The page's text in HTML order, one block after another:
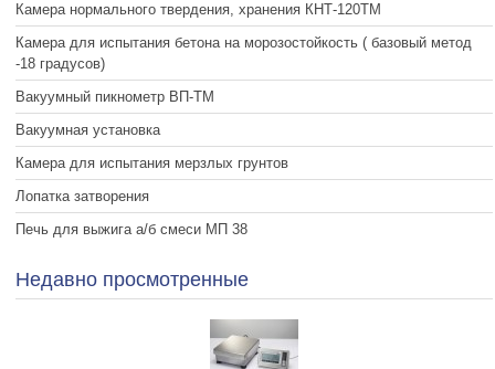
Камера нормального твердения, хранения КНТ-120ТМ
Камера для испытания бетона на морозостойкость ( базовый метод
-18 градусов)
Вакуумный пикнометр ВП-ТМ
Вакуумная установка
Камера для испытания мерзлых грунтов
Лопатка затворения
Печь для выжига а/б смеси МП 38
Недавно просмотренные